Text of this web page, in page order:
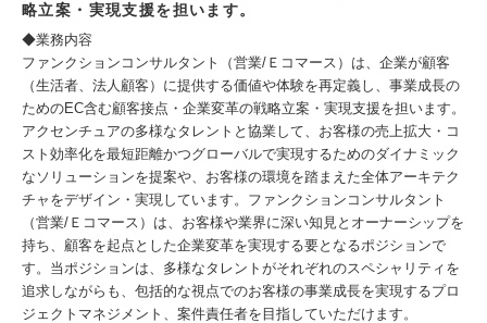
略立案・実現支援を担います。
◆業務内容
ファンクションコンサルタント（営業/Ｅコマース）は、企業が顧客
（生活者、法人顧客）に提供する価値や体験を再定義し、事業成長の
ためのEC含む顧客接点・企業変革の戦略立案・実現支援を担います。
アクセンチュアの多様なタレントと協業して、お客様の売上拡大・コ
スト効率化を最短距離かつグローバルで実現するためのダイナミック
なソリューションを提案や、お客様の環境を踏まえた全体アーキテク
チャをデザイン・実現しています。ファンクションコンサルタント
（営業/Ｅコマース）は、お客様や業界に深い知見とオーナーシップを
持ち、顧客を起点とした企業変革を実現する要となるポジションで
す。当ポジションは、多様なタレントがそれぞれのスペシャリティを
追求しながらも、包括的な視点でのお客様の事業成長を実現するプロ
ジェクトマネジメント、案件責任者を目指していただけます。